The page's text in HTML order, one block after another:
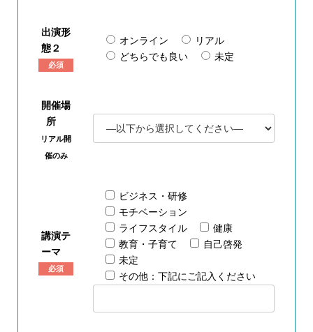
出演形
態２
必須
オンライン
リアル
どちらでも良い
未定
開催場
所
リアル開
催のみ
講演テ
ーマ
必須
ビジネス・研修
モチベーション
ライフスタイル
健康
教育・子育て
自己啓発
未定
その他：下記にご記入ください